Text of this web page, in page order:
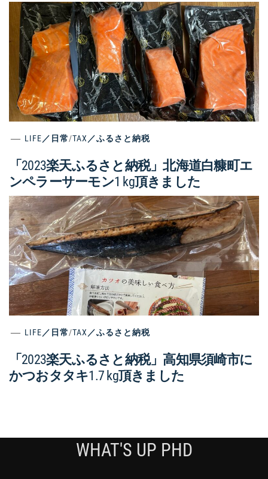
LIFE／日常/TAX／ふるさと納税
「2023楽天ふるさと納税」北海道白糠町エ
ンペラーサーモン1 kg頂きました
LIFE／日常/TAX／ふるさと納税
「2023楽天ふるさと納税」高知県須崎市に
かつおタタキ1.7 kg頂きました
WHAT'S UP PHD